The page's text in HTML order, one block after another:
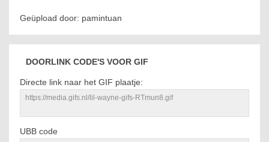
Geüpload door: pamintuan
DOORLINK CODE'S VOOR GIF
Directe link naar het GIF plaatje:
UBB code